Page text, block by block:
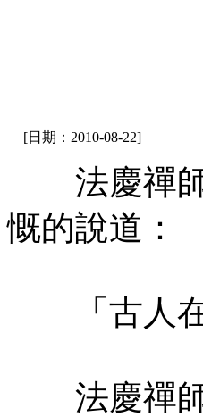
[日期：2010-08-22]
法慶禪師
慨的說道：
「古人在
法慶禪師